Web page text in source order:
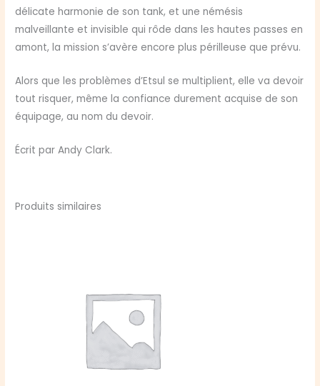
délicate harmonie de son tank, et une némésis
malveillante et invisible qui rôde dans les hautes passes en
amont, la mission s’avère encore plus périlleuse que prévu.
Alors que les problèmes d’Etsul se multiplient, elle va devoir
tout risquer, même la confiance durement acquise de son
équipage, au nom du devoir.
Écrit par Andy Clark.
Produits similaires